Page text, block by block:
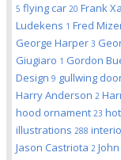
5 flying car 20 Frank
Ludekens 1 Fred
George Harper 3
Giugiaro 1 Gordon
Design 9 gullwing
Harry Anderson 2
hood ornament 23
illustrations 288
Jason Castriota 2